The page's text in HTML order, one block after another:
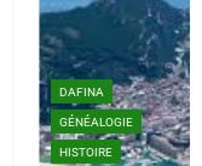
DAFINA
GÉNÉALOGIE
HISTOIRE